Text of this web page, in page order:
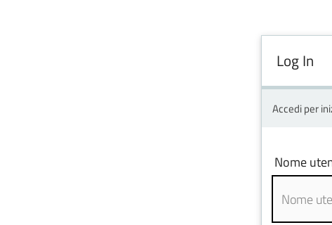
Log In
Accedi per
Nome